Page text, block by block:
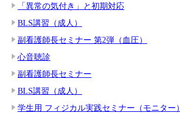
「異常の気付き」と初期対応
BLS講習（成人）
副看護師長セミナー 第2弾（血圧）
心音聴診
副看護師長セミナー
BLS講習（成人）
学生用 フィジカル実践セミナー（モニター）